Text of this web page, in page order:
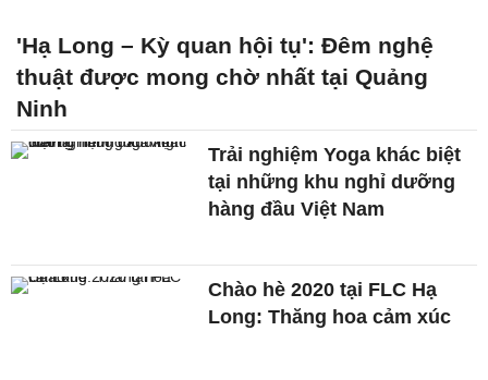
'Hạ Long – Kỳ quan hội tụ': Đêm nghệ
thuật được mong chờ nhất tại Quảng
Ninh
Trải nghiệm Yoga khác biệt
tại những khu nghỉ dưỡng
hàng đầu Việt Nam
Chào hè 2020 tại FLC Hạ
Long: Thăng hoa cảm xúc